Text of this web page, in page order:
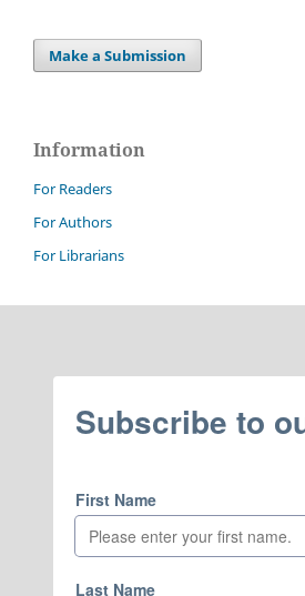
Make a Submission
Information
For Readers
For Authors
For Librarians